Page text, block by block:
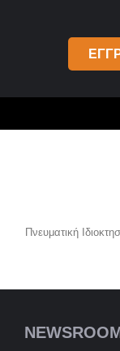
Πνευματική